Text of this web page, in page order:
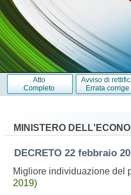
Atto
Completo
Avviso di
Errata corrige
MINISTERO
DECRETO 22 febbraio
Migliore individuazione del
2019)